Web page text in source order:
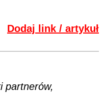
Dodaj link / artykuł
partnerów,